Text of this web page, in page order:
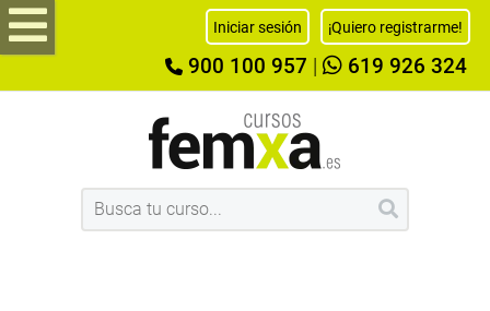
Iniciar sesión ¡Quiero registrarme!
900 100 957 619 926 324